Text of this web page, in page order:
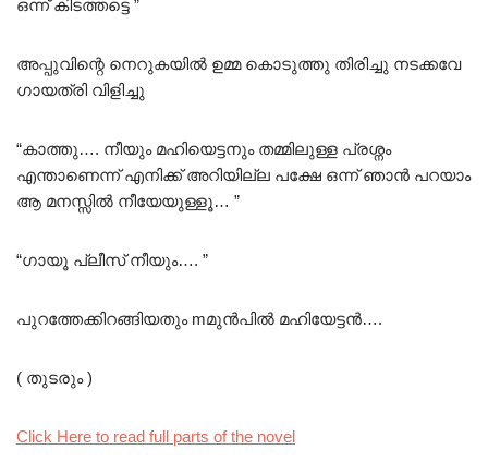
ഒന്ന് കിടത്തട്ടെ ”
അപ്പുവിന്റെ നെറുകയിൽ ഉമ്മകൊടുത്തു തിരിച്ചു നടക്കവേ
ഗായത്രി വിളിച്ചു
“കാത്തു…. നീയും മഹിയെട്ടനും തമ്മിലുള്ള പ്രശ്നം
എന്താണെന്ന് എനിക്ക് അറിയില്ല പക്ഷേ ഒന്ന് ഞാൻ പറയാം
ആ മനസ്സിൽ നീയേയുള്ളൂ… ”
“ഗായൂ പ്ലീസ് നീയും…. ”
പുറത്തേക്കിറങ്ങിയതും mമുൻപിൽ മഹിയേട്ടൻ….
( തുടരും )
Click Here to read full parts of the novel